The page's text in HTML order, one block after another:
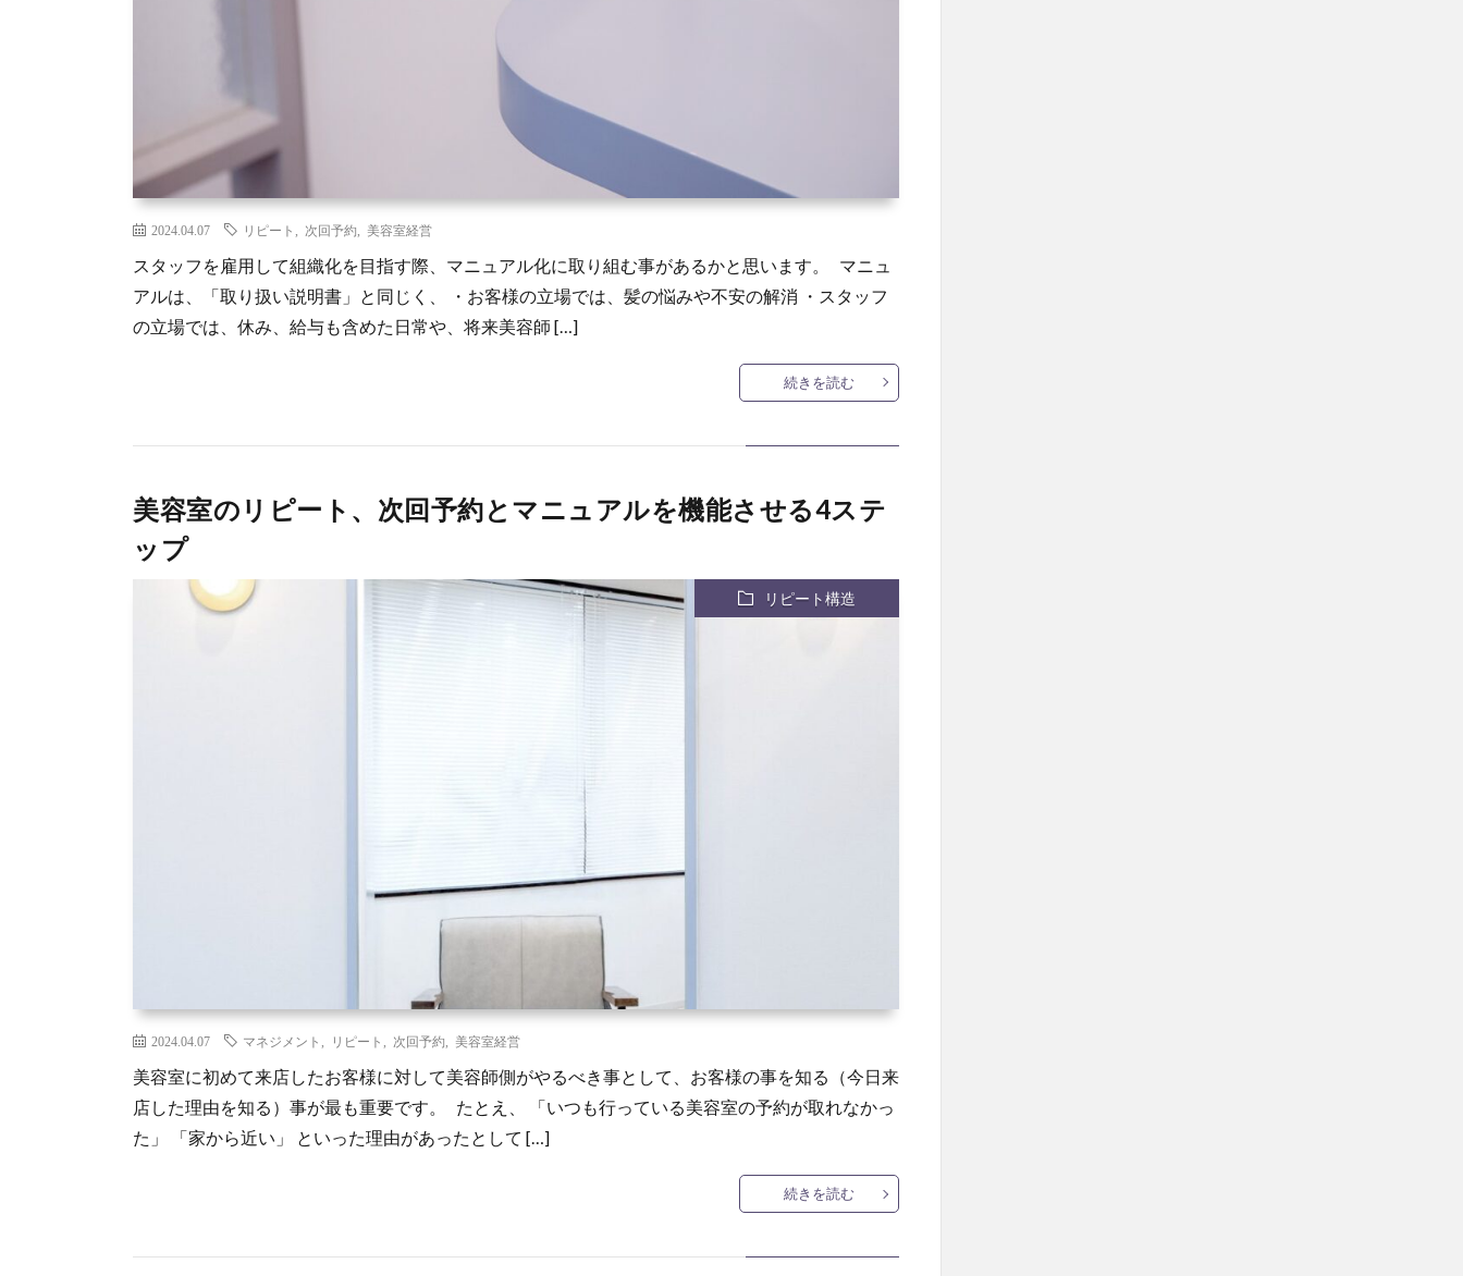
2024.04.07 リピート 次回予約 美容室経営
スタッフを雇用して組織化を目指す際、マニュアル化に取り組む事があるかと思います。 マニュ
アルは、「取り扱い説明書」と同じく、 ・お客様の立場では、髪の悩みや不安の解消 ・スタッフ
の立場では、休み、給与も含めた日常や、将来美容師 […]
続きを読む
美容室のリピート、次回予約とマニュアルを機能させる4ステ
ップ
リピート構造
2024.04.07 マネジメント リピート 次回予約 美容室経営
美容室に初めて来店したお客様に対して美容師側がやるべき事として、お客様の事を知る（今日来
店した理由を知る）事が最も重要です。 たとえ、 「いつも行っている美容室の予約が取れなかっ
た」 「家から近い」 といった理由があったとして […]
続きを読む